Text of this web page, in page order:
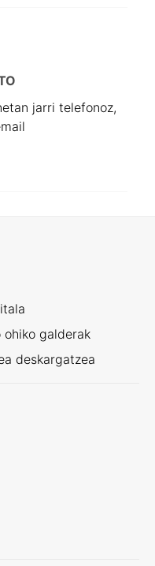
jarri telefonoz,
galderak
deskargatzea